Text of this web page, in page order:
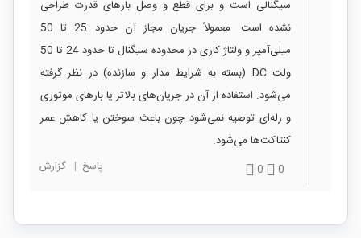
سیگنالی است و برای قطع و وصل بارهای قدرت طراحی
نشده است. معمولاً جریان مجاز آن حدود 25 تا 50
میلی‌آمپر و ولتاژ کاری در محدوده سیگنال تا حدود 24 تا 50
ولت DC (بسته به شرایط مدار و سازنده) در نظر گرفته
می‌شود. استفاده از آن در جریان‌های بالاتر یا بارهای موتوری
و رله‌ای توصیه نمی‌شود چون باعث سوختن یا کاهش عمر
کنتاکت‌ها می‌شود.
0
0 پاسخ | گزارش